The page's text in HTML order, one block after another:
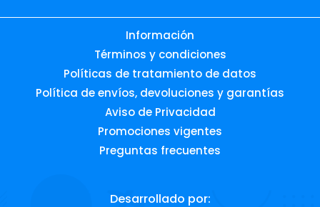
Información
Términos y condiciones
Políticas de tratamiento de datos
Política de envíos, devoluciones y garantías
Aviso de Privacidad
Promociones vigentes
Preguntas frecuentes
Desarrollado por: